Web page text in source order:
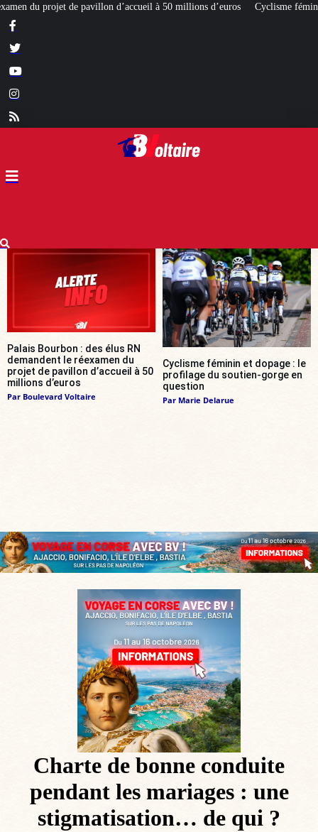
à 50 millions d’euros Cyclisme féminin et dopage : le profilage du
Palais Bourbon : des élus RN
demandent le réexamen du
projet de pavillon d’accueil à 50
millions d’euros
Par Boulevard Voltaire
Cyclisme féminin et dopage : le
profilage du soutien-gorge en
question
Par Marie Delarue
Charte de bonne conduite
pendant les mariages : une
stigmatisation… de qui ?